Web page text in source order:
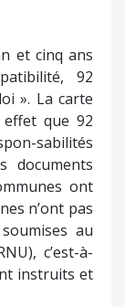
et cinq ans
92
». La carte
que 92
sabilités
documents
ont
n’ont pas
au
c’est-à-
instruits et